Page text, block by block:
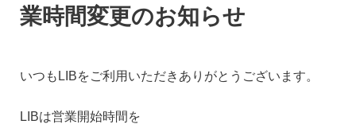
業時間変更のお知らせ
いつもLIBをご利用いただきありがとうございます。
LIBは営業開始時間を